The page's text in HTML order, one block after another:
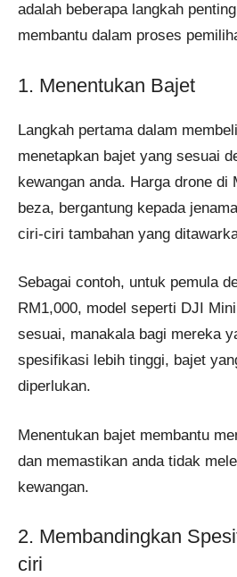
adalah beberapa langkah
membantu dalam proses
1. Menentukan Bajet
Langkah pertama dalam
menetapkan bajet yang sesuai
kewangan anda. Harga drone di
beza, bergantung kepada
ciri-ciri tambahan yang
Sebagai contoh, untuk pemula
RM1,000, model seperti DJI
sesuai, manakala bagi mereka
spesifikasi lebih tinggi, bajet
diperlukan.
Menentukan bajet membantu
dan memastikan anda tidak
kewangan.
2. Membandingkan
ciri